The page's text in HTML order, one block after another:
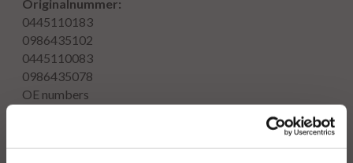
Originalnummer:
0445110183
0986435102
0445110083
0986435078
OE numbers
55192096